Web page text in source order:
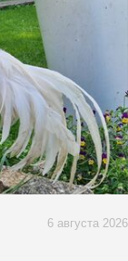
6 августа 2026